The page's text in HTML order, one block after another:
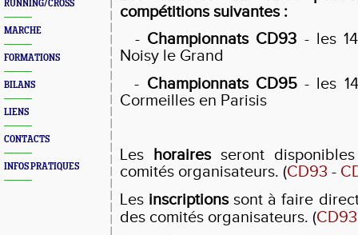
RUNNING/CROSS
MARCHE
FORMATIONS
BILANS
LIENS
CONTACTS
INFOS PRATIQUES
compétitions suivantes :
- Championnats CD93 - les
Noisy le Grand
- Championnats CD95 - les
Cormeilles en Parisis
Les horairesseront
comités organisateurs. (CD93 -
Les inscriptionssont à faire
des comités organisateurs. (CD93